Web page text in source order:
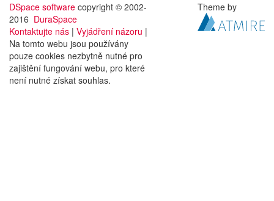
DSpace software copyright © 2002-
2016 DuraSpace
Kontaktujte nás | Vyjádření názoru |
Na tomto webu jsou používány
pouze cookies nezbytně nutné pro
zajištění fungování webu, pro které
není nutné získat souhlas.
Theme by